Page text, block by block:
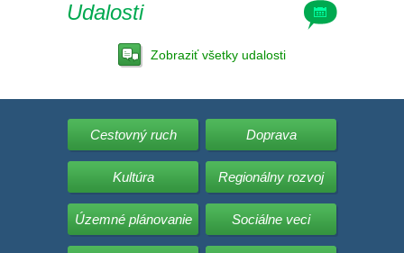
Udalosti
Zobraziť všetky udalosti
Cestovný ruch Doprava
Kultúra Regionálny rozvoj
Územné plánovanie Sociálne veci